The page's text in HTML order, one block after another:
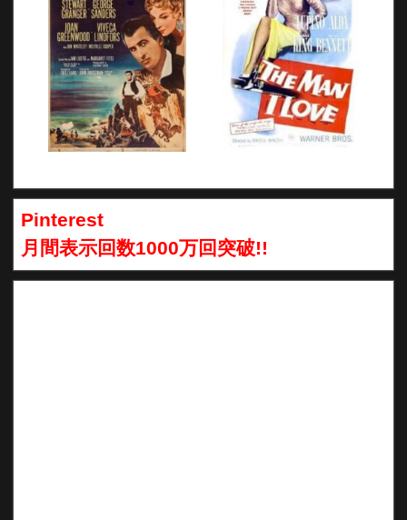
Pinterest
月間表示回数1000万回突破!!